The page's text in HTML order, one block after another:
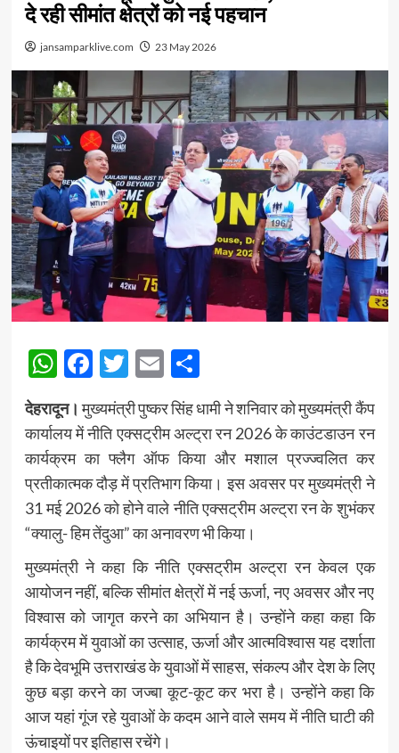
दे रही सीमांत क्षेत्रों को नई पहचान
jansamparklive.com 23 May 2026
WhatsApp
Facebook
Twitter
EmailShare
देहरादून।मुख्यमंत्री पुष्कर सिंह धामी ने शनिवार को मुख्यमंत्री कैंप
कार्यालय में नीति एक्सट्रीम अल्ट्रा रन 2026 के काउंटडाउन रन
कार्यक्रम का फ्लैग ऑफ किया और मशाल प्रज्ज्वलित कर
प्रतीकात्मक दौड़ में प्रतिभाग किया। इस अवसर पर मुख्यमंत्री ने
31 मई 2026 को होने वाले नीति एक्सट्रीम अल्ट्रा रन के शुभंकर
“क्यालु- हिम तेंदुआ” का अनावरण भी किया।
मुख्यमंत्री ने कहा कि नीति एक्सट्रीम अल्ट्रा रन केवल एक
आयोजन नहीं, बल्कि सीमांत क्षेत्रों में नई ऊर्जा, नए अवसर और नए
विश्वास को जागृत करने का अभियान है। उन्होंने कहा कहा कि
कार्यक्रम में युवाओं का उत्साह, ऊर्जा और आत्मविश्वास यह दर्शाता
है कि देवभूमि उत्तराखंड के युवाओं में साहस, संकल्प और देश के लिए
कुछ बड़ा करने का जज्बा कूट-कूट कर भरा है। उन्होंने कहा कि
आज यहां गूंज रहे युवाओं के कदम आने वाले समय में नीति घाटी की
ऊंचाइयों पर इतिहास रचेंगे।